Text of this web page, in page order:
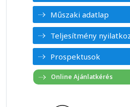
Műszaki adatlap
Teljesítmény
Prospektusok